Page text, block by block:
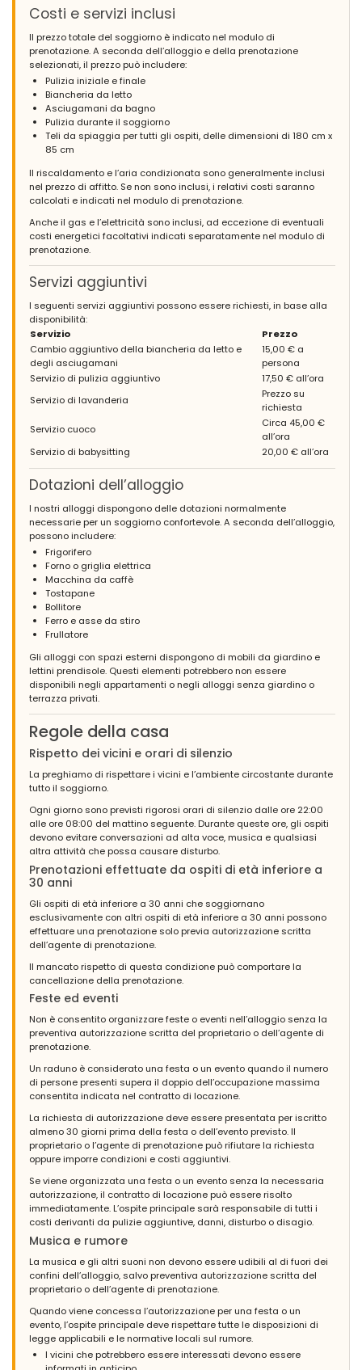
Famiglie con figli piccoli - Luglio 2020 - Belgio :
(Testo originale)
Bonnes vacances
(Tradotto da Google)
Buone vacanze
(Testo originale)
Sehr guter und freundlicher Service von Aguilarent. Die Villa hat
ein gutes Ambiente, der Außenbereich ist sehr schön.
(Tradotto da Google)
Servizio molto buono e cordiale da Aguilarent. La villa ha una
buona atmosfera, l'area esterna è molto bella.
Famiglie con figli più grandi - Maggio 2016 - Germania :
(Testo originale)
Die Agentur Aguilarent waren sehr hilfsbereit und sehr freundlich
ganz besonders die Frau Sophie Pols war sehr nett.
L'agenzia Aguilarent è stata molto disponibile e molto cordiale,
soprattutto la signora Sophie Pols è stata molto gentile.
- 6,9
Gruppi di amici - Maggio 2016 - Svizzera :
(Testo originale)
Das Haus ist empehlenswet. Wir werden wieder mieten.
(Tradotto da Google)
La casa è consigliata. Affitteremo di nuovo.
Costi e servizi inclusi
Il prezzo totale del soggiorno è indicato nel modulo di
prenotazione. A seconda dell’alloggio e della prenotazione
selezionati, il prezzo può includere:
Pulizia iniziale e finale
Biancheria da letto
Asciugamani da bagno
Pulizia durante il soggiorno
Teli da spiaggia per tutti gli ospiti, delle dimensioni di 180 cm x
85 cm
Il riscaldamento e l’aria condizionata sono generalmente inclusi
nel prezzo di affitto. Se non sono inclusi, i relativi costi saranno
calcolati e indicati nel modulo di prenotazione.
Anche il gas e l’elettricità sono inclusi, ad eccezione di eventuali
costi energetici facoltativi indicati separatamente nel modulo di
prenotazione.
Servizi aggiuntivi
I seguenti servizi aggiuntivi possono essere richiesti, in base alla
disponibilità:
Servizio
Prezzo
Cambio aggiuntivo della biancheria da letto e
degli asciugamani
15,00 € a
persona
Servizio di pulizia aggiuntivo
17,50 € all’ora
Servizio di lavanderia
Prezzo su
richiesta
Servizio cuoco
Circa 45,00 €
all’ora
Servizio di babysitting
20,00 € all’ora
Dotazioni dell’alloggio
I nostri alloggi dispongono delle dotazioni normalmente
necessarie per un soggiorno confortevole. A seconda dell’alloggio,
possono includere:
Frigorifero
Forno o griglia elettrica
Macchina da caffè
Tostapane
Bollitore
Ferro e asse da stiro
Frullatore
Gli alloggi con spazi esterni dispongono di mobili da giardino e
lettini prendisole. Questi elementi potrebbero non essere
disponibili negli appartamenti o negli alloggi senza giardino o
terrazza privati.
Regole della casa
Rispetto dei vicini e orari di silenzio
La preghiamo di rispettare i vicini e l’ambiente circostante durante
tutto il soggiorno.
Ogni giorno sono previsti rigorosi orari di silenzio dalle ore 22:00
alle ore 08:00 del mattino seguente. Durante queste ore, gli ospiti
devono evitare conversazioni ad alta voce, musica e qualsiasi
altra attività che possa causare disturbo.
Prenotazioni effettuate da ospiti di età inferiore a
30 anni
Gli ospiti di età inferiore a 30 anni che soggiornano
esclusivamente con altri ospiti di età inferiore a 30 anni possono
effettuare una prenotazione solo previa autorizzazione scritta
dell’agente di prenotazione.
Il mancato rispetto di questa condizione può comportare la
cancellazione della prenotazione.
Feste ed eventi
Non è consentito organizzare feste o eventi nell’alloggio senza la
preventiva autorizzazione scritta del proprietario o dell’agente di
prenotazione.
Un raduno è considerato una festa o un evento quando il numero
di persone presenti supera il doppio dell’occupazione massima
consentita indicata nel contratto di locazione.
La richiesta di autorizzazione deve essere presentata per iscritto
almeno 30 giorni prima della festa o dell’evento previsto. Il
proprietario o l’agente di prenotazione può rifiutare la richiesta
oppure imporre condizioni e costi aggiuntivi.
Se viene organizzata una festa o un evento senza la necessaria
autorizzazione, il contratto di locazione può essere risolto
immediatamente. L’ospite principale sarà responsabile di tutti i
costi derivanti da pulizie aggiuntive, danni, disturbo o disagio.
Musica e rumore
La musica e gli altri suoni non devono essere udibili al di fuori dei
confini dell’alloggio, salvo preventiva autorizzazione scritta del
proprietario o dell’agente di prenotazione.
Quando viene concessa l’autorizzazione per una festa o un
evento, l’ospite principale deve rispettare tutte le disposizioni di
legge applicabili e le normative locali sul rumore.
I vicini che potrebbero essere interessati devono essere